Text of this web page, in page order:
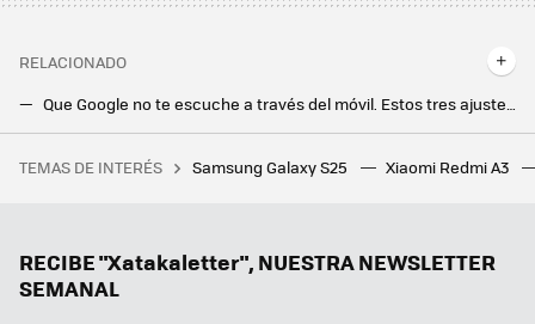
RELACIONADO
Que Google no te escuche a través del móvil. Estos tres ajustes otorgan la máxima privacidad
Si la pregunta es cuánto dinero existe en el mundo por persona, este revelador gráfico tiene la respuesta
TEMAS DE INTERÉS Samsung Galaxy S25 Xiaomi Redmi A3
RECIBE "Xatakaletter", NUESTRA NEWSLETTER
SEMANAL